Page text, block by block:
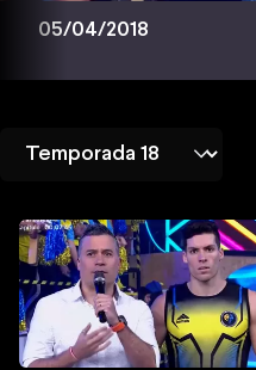
05/04/2018